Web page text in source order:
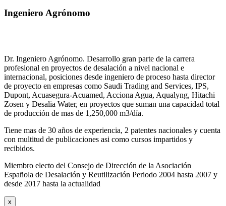
Ingeniero Agrónomo
Dr. Ingeniero Agrónomo. Desarrollo gran parte de la carrera
profesional en proyectos de desalación a nivel nacional e
internacional, posiciones desde ingeniero de proceso hasta director
de proyecto en empresas como Saudi Trading and Services, IPS,
Dupont, Acuasegura-Acuamed, Acciona Agua, Aqualyng, Hitachi
Zosen y Desalia Water, en proyectos que suman una capacidad total
de producción de mas de 1,250,000 m3/día.
Tiene mas de 30 años de experiencia, 2 patentes nacionales y cuenta
con multitud de publicaciones asi como cursos impartidos y
recibidos.
Miembro electo del Consejo de Dirección de la Asociación
Española de Desalación y Reutilización Periodo 2004 hasta 2007 y
desde 2017 hasta la actualidad
x